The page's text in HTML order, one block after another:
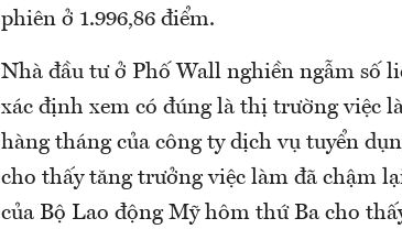
phiên ở 1.996,86 điểm.
Nhà đầu tư ở Phố Wall nghiền ngẫm số
xác định xem có đúng là thị trường việc
hàng tháng của công ty dịch vụ tuyển
cho thấy tăng trưởng việc làm đã chậm
của Bộ Lao động Mỹ hôm thứ Ba cho